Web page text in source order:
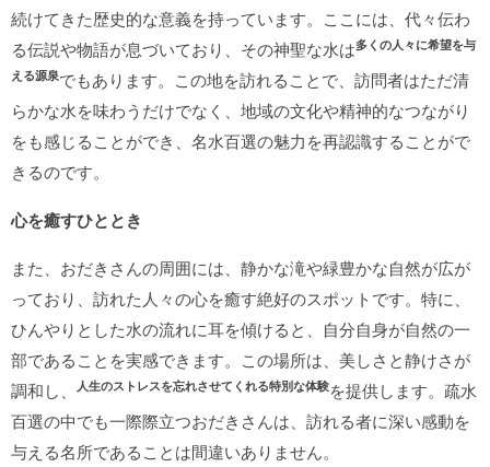
続けてきた歴史的な意義を持っています。ここには、代々伝わ
る伝説や物語が息づいており、その神聖な水は多くの人々に希望を与
える源泉でもあります。この地を訪れることで、訪問者はただ清
らかな水を味わうだけでなく、地域の文化や精神的なつながり
をも感じることができ、名水百選の魅力を再認識することがで
きるのです。
心を癒すひととき
また、おだきさんの周囲には、静かな滝や緑豊かな自然が広が
っており、訪れた人々の心を癒す絶好のスポットです。特に、
ひんやりとした水の流れに耳を傾けると、自分自身が自然の一
部であることを実感できます。この場所は、美しさと静けさが
調和し、
人生のストレスを忘れさせてくれる特別な体験を提供します。疏水
百選の中でも一際際立つおだきさんは、訪れる者に深い感動を
与える名所であることは間違いありません。